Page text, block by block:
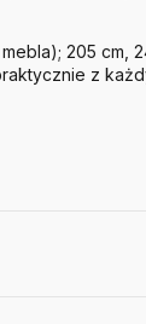
205 cm,
z